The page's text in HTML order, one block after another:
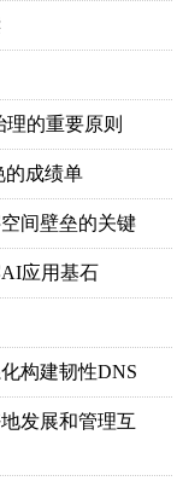
的重要原则
的成绩单
间壁垒的关键
应用基石
构建韧性DNS
发展和管理互